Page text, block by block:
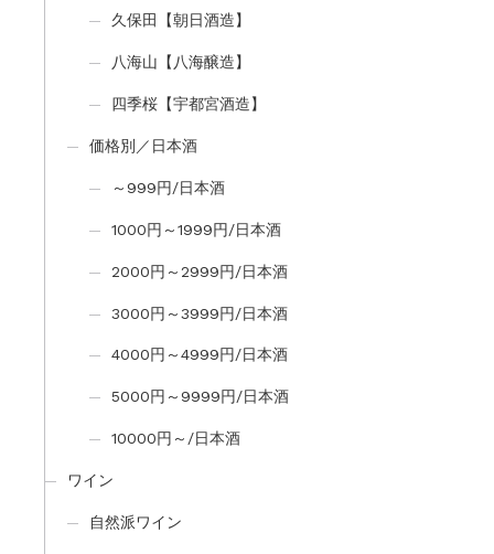
久保田【朝日酒造】
八海山【八海醸造】
四季桜【宇都宮酒造】
価格別／日本酒
～999円/日本酒
1000円～1999円/日本酒
2000円～2999円/日本酒
3000円～3999円/日本酒
4000円～4999円/日本酒
5000円～9999円/日本酒
10000円～/日本酒
ワイン
自然派ワイン